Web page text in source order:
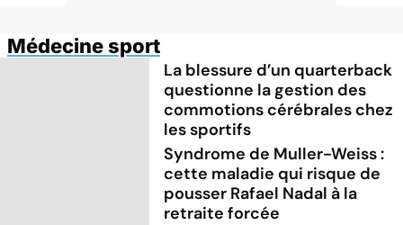
Médecine sport
La blessure d’un quarterback
questionne la gestion des
commotions cérébrales chez
les sportifs
Syndrome de Muller-Weiss :
cette maladie qui risque de
pousser Rafael Nadal à la
retraite forcée